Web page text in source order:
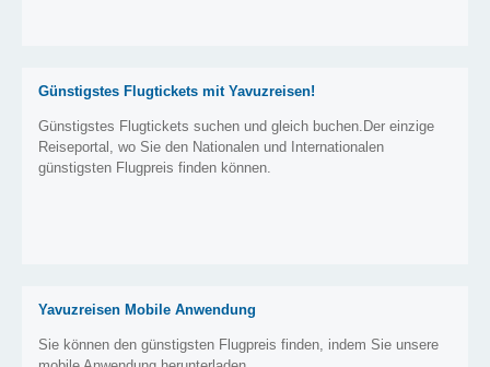
Günstigstes Flugtickets mit Yavuzreisen!
Günstigstes Flugtickets suchen und gleich buchen.Der einzige
Reiseportal, wo Sie den Nationalen und Internationalen
günstigsten Flugpreis finden können.
Yavuzreisen Mobile Anwendung
Sie können den günstigsten Flugpreis finden, indem Sie unsere